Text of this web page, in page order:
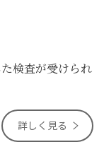
検査が受けられ
詳しく見る